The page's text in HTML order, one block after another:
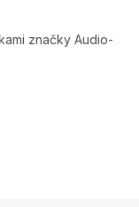
značky Audio-